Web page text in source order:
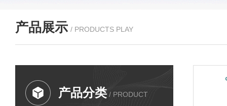
产品展示 / PRODUCTS PLAY
产品分类 / PRODUCT